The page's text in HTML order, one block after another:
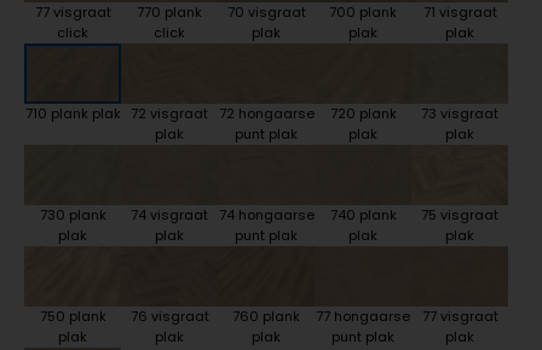
77 visgraat
click
770 plank
click
70 visgraat
plak
700 plank
plak
71 visgraat
plak
710 plank plak
72 visgraat
plak
72 hongaarse
punt plak
720 plank
plak
73 visgraat
plak
730 plank
plak
74 visgraat
plak
74 hongaarse
punt plak
740 plank
plak
75 visgraat
plak
750 plank
plak
76 visgraat
plak
760 plank
plak
77 hongaarse
punt plak
77 visgraat
plak